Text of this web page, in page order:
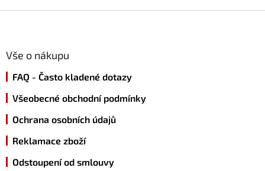
Vše o nákupu
FAQ - Často kladené dotazy
Všeobecné obchodní podmínky
Ochrana osobních údajů
Reklamace zboží
Odstoupení od smlouvy